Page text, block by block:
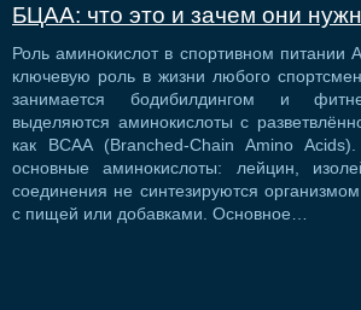
БЦАА: что это и зачем они
Роль аминокислот в спортивном питании
ключевую роль в жизни любого
занимается бодибилдингом и
выделяются аминокислоты с
как BCAA (Branched-Chain Amino
основные аминокислоты: лейцин,
соединения не синтезируются
с пищей или добавками. Основное…